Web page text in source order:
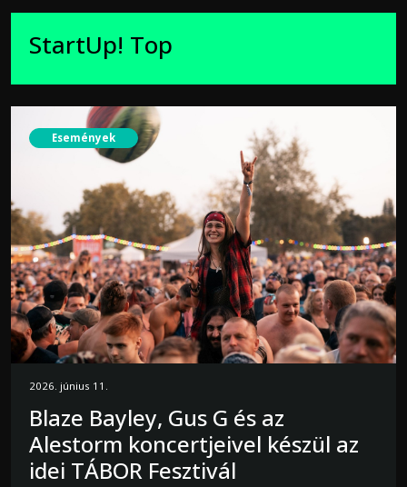
StartUp! Top
Események
2026. június 11.
Blaze Bayley, Gus G és az
Alestorm koncertjeivel készül az
idei TÁBOR Fesztivál